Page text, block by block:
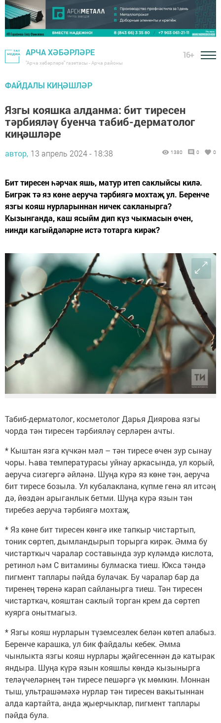
АРЧА ХӘБӘРЛӘРЕ
"Арча хәбәрләре" газетасы - Арча районы
16+
ФАЙДАЛЫ КИҢӘШЛӘР
Язгы кояшка алданма: бит тиресен
тәрбияләү буенча табиб-дерматолог
киңәшләре
автор, 13 апрель 2024 - 18:38 1380 0 0
Бит тиресен һәрчак яшь, матур итеп саклыйсы килә.
Бигрәк тә яз көне аеруча тәрбиягә мохтаҗ ул. Беренче
язгы кояш нурларыннан ничек сакланырга?
Кызынганда, каш ясыйм дип күз чыкмасын өчен,
нинди кагыйдәләрне истә тотарга кирәк?
Табиб-дерматолог, косметолог Дарья Диярова язгы
чорда тән тиресен тәрбияләү серләрен ачты.
* Кыштан язга күчкән мәл – тән тиресе өчен зур сынау
чоры. Һава температурасы уйнау аркасында, ул корый,
аеруча сизгергә әйләнә. Шуңа күрә яз көне тән, аеруча
бит тиресе бозыла. Ул кубалаклана, күпме генә ял итсәң
дә, йөздән арыганлык бетми. Шуңа күрә язын тән
тиребез аеруча тәрбиягә мохтаҗ.
* Яз көне бит тиресен көнгә ике тапкыр чистартып,
тоник сөртеп, дымландырып торырга кирәк. Әмма бу
чистарткыч чаралар составында зур күләмдә кислота,
ретинол һәм С витамины булмаска тиеш. Юкса тәндә
пигмент таплары пәйда булачак. Бу чаралар бар да
тиренең төренә карап сайланырга тиеш. Тән тиресен
чистарткач, кояштан саклый торган крем да сөртеп
куярга онытмагыз.
* Язгы кояш нурларын түземсезлек белән көтеп алабыз.
Беренче карашка, ул бик файдалы кебек. Әмма
чынлыкта язгы кояш нурлары җәйгесеннән дә катырак
яндыра. Шуңа күрә язын кояшлы көндә кызынырга
теләүчеләрнең тән тиресе пешәргә үк мөмкин. Моннан
тыш, ультрашәмәхә нурлар тән тиресен вакытыннан
алда картайта, анда җыерчыклар, пигмент таплары
пәйда була.